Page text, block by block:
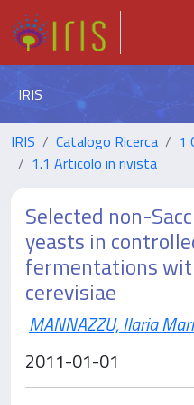
IRIS
IRIS Catalogo Ricerca
1
1.1 Articolo in rivista
Selected non-
yeasts in
fermentations
cerevisiae
MANNAZZU, Ilaria
2011-01-01